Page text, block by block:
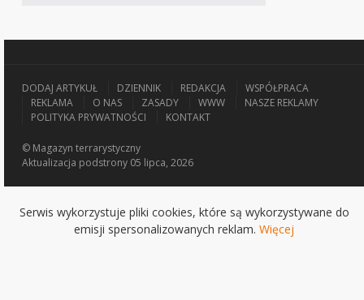
DODAJ ARTYKUŁ DZIENNIK REDAKCJA
WSPÓŁPRACA
REKLAMA
O NAS ZASADY WWW
NASZE REKLAMY
POLITYKA PRYWATNOŚCI
KONTAKT
© Magazyn terrarystyczny
Aktualizacja podstrony 05 lipca, 2026
Serwis wykorzystuje pliki cookies, które są wykorzystywane do
emisji spersonalizowanych reklam. Więcej